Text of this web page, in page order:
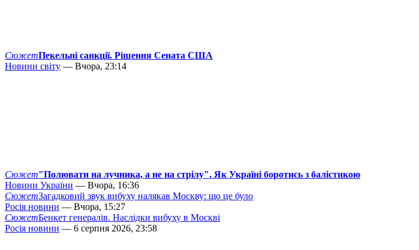
СюжетПекельні санкції. Рішення Сената США
Новини світу — Вчора, 23:14
Сюжет"Полювати на лучника, а не на стрілу". Як Україні боротись з балістикою
Новини України — Вчора, 16:36
СюжетЗагадковий звук вибуху налякав Москву: що це було
Росія новини — Вчора, 15:27
СюжетБенкет генералів. Наслідки вибуху в Москві
Росія новини — 6 серпня 2026, 23:58